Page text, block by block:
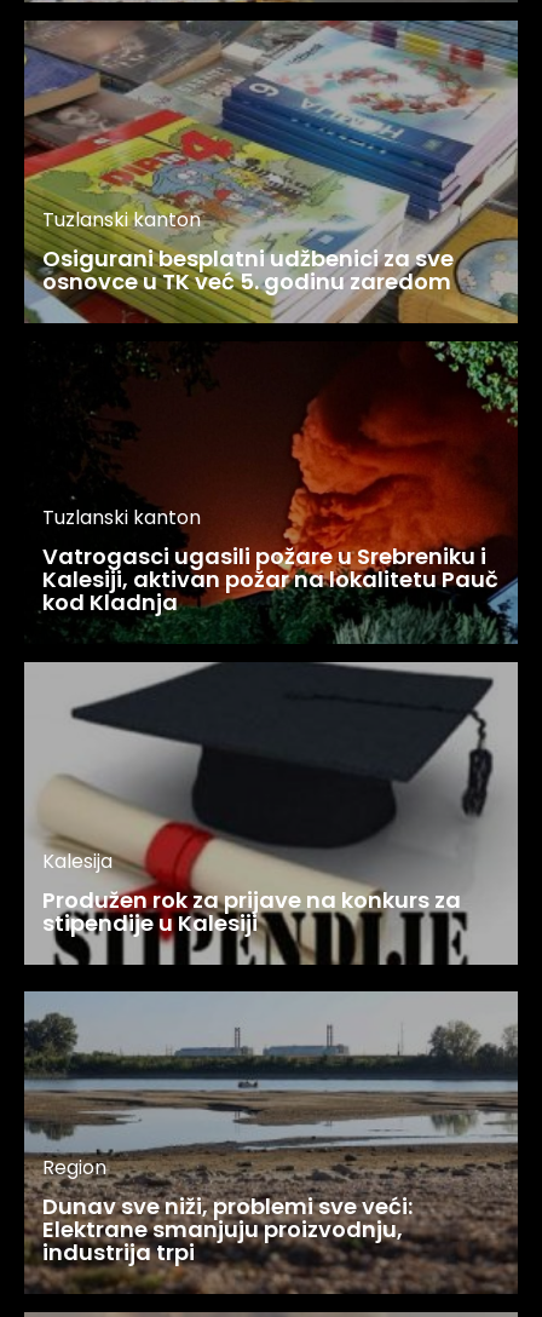
Tuzlanski kanton
Osigurani besplatni udžbenici za sve
osnovce u TK već 5. godinu zaredom
Tuzlanski kanton
Vatrogasci ugasili požare u Srebreniku i
Kalesiji, aktivan požar na lokalitetu Pauč
kod Kladnja
Kalesija
Produžen rok za prijave na konkurs za
stipendije u Kalesiji
Region
Dunav sve niži, problemi sve veći:
Elektrane smanjuju proizvodnju,
industrija trpi